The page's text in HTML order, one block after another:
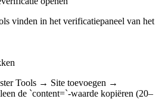
vinden in het verificatiepaneel van het
Tools → Site toevoegen →
de `content=`-waarde kopiëren (20–